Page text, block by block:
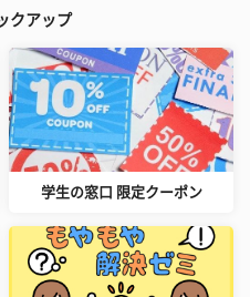
クアップ
学生の窓口 限定クーポン